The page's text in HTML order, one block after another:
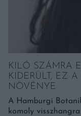
KILÓ SZÁMRA
KIDERÜLT, EZ
NÖVÉNYE
A Hamburgi
komoly